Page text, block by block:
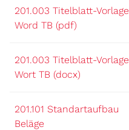
201.003 Titelblatt-Vorlage
Word TB (pdf)
201.003 Titelblatt-Vorlage
Wort TB (docx)
201.101 Standartaufbau
Beläge